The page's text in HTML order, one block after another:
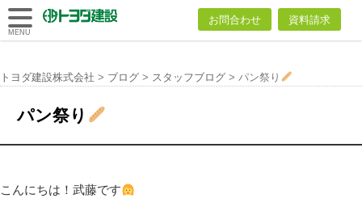
トヨダ建設
お問合わせ 資料請求
MENU
トヨダ建設株式会社 > ブログ > スタッフブログ > パン祭り
パン祭り
こんにちは！武藤です